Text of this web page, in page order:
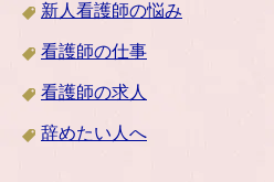
新人看護師の悩み
看護師の仕事
看護師の求人
辞めたい人へ